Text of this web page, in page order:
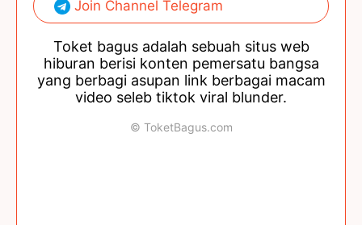
Join Channel Telegram
Toket bagus adalah sebuah situs web
hiburan berisi konten pemersatu bangsa
yang berbagi asupan link berbagai macam
video seleb tiktok viral blunder.
© ToketBagus.com